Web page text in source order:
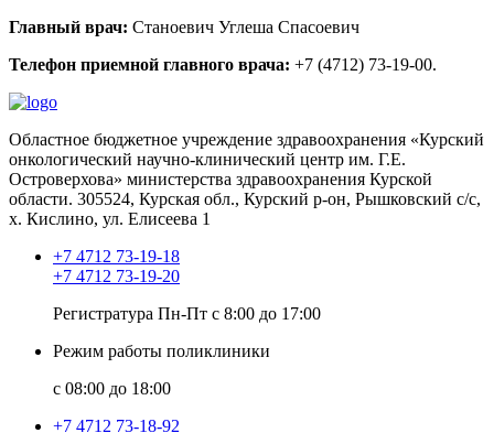
Главный врач: Станоевич Углеша Спасоевич
Телефон приемной главного врача: +7 (4712) 73-19-00.
Областное бюджетное учреждение здравоохранения «Курский
онкологический научно-клинический центр им. Г.Е.
Островерхова» министерства здравоохранения Курской
области. 305524, Курская обл., Курский р-он, Рышковский с/с,
х. Кислино, ул. Елисеева 1
+7 4712 73-19-18
+7 4712 73-19-20
Регистратура Пн-Пт с 8:00 до 17:00
Режим работы поликлиники
с 08:00 до 18:00
+7 4712 73-18-92